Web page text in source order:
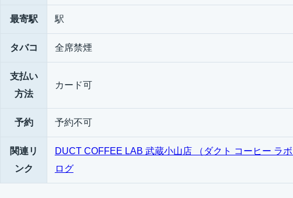
最寄駅 駅
タバコ 全席禁煙
支払い
方法
カード可
予約 予約不可
関連リ
ンク
DUCT COFFEE LAB 武蔵小山店 （ダクト コーヒー ラ
ログ